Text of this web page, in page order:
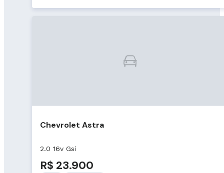
Chevrolet Astra
2.0 16v Gsi
R$ 23.900